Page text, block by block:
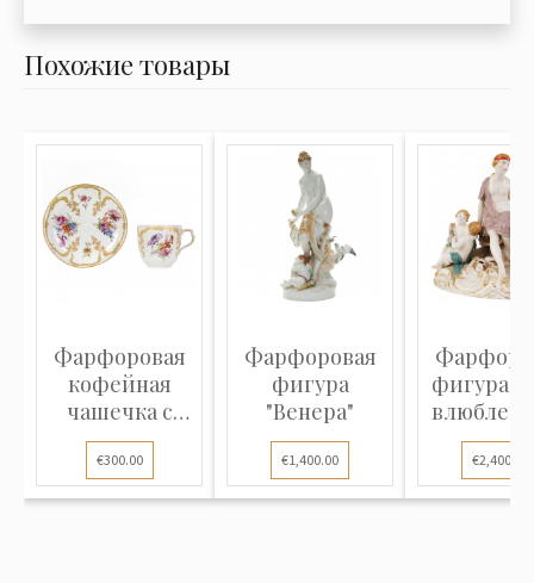
Похожие товары
Фарфоровая
кофейная
чашечка с
блюдцем
€300.00
Фарфоровая
фигура
"Венера"
€1,400.00
фигура
€2,400.00